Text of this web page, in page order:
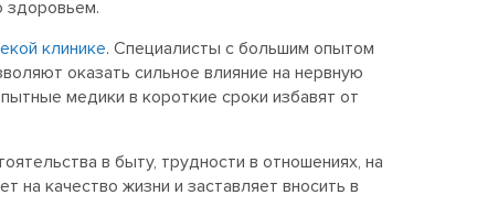
здоровьем.
клинике. Специалисты с большим опытом
оказать сильное влияние на нервную
медики в короткие сроки избавят от
в быту, трудности в отношениях, на
на качество жизни и заставляет вносить в